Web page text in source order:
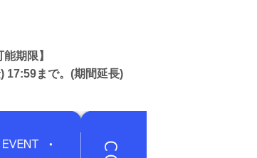
能期限】
17:59まで。(期間延長)